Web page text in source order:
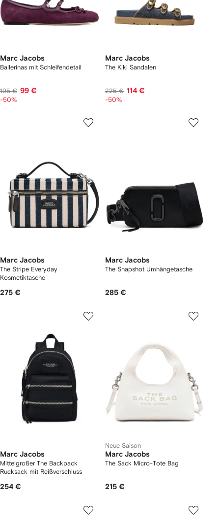
Marc Jacobs
Ballerinas mit Schleifendetail
195 € 99 €
-50%
Marc Jacobs
The Kiki Sandalen
225 € 114 €
-50%
Marc Jacobs
The Stripe Everyday
Kosmetiktasche
275 €
Marc Jacobs
The Snapshot Umhängetasche
285 €
Marc Jacobs
Mittelgroßer The Backpack
Rucksack mit Reißverschluss
254 €
Neue Saison
Marc Jacobs
The Sack Micro-Tote Bag
215 €